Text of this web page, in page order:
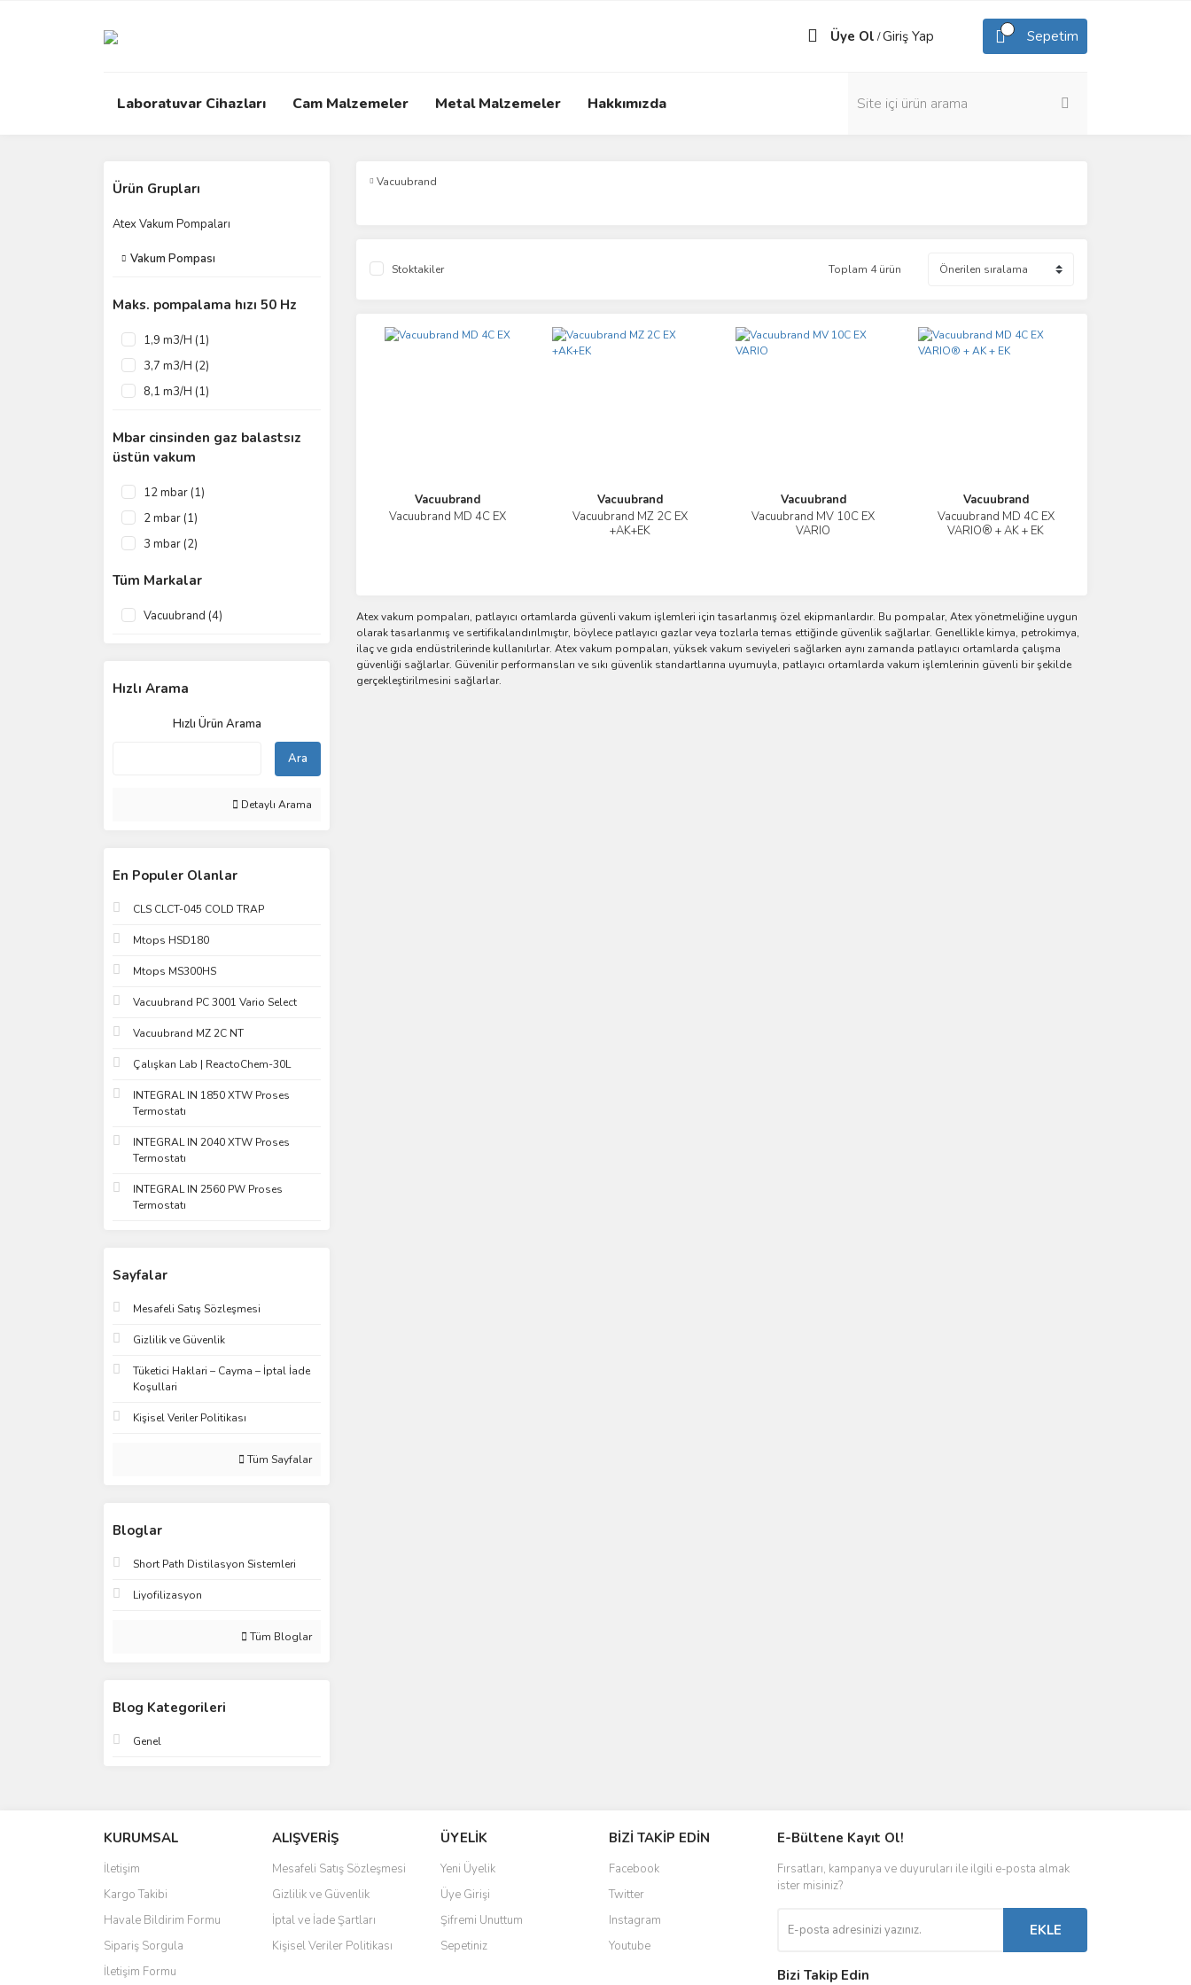
Üye Ol /Giriş Yap Sepetim
Laboratuvar Cihazları Cam Malzemeler Metal Malzemeler Hakkımızda
Ürün Grupları
Atex Vakum Pompaları
Vakum Pompası
Maks. pompalama hızı 50 Hz
1,9 m3/H (1)
3,7 m3/H (2)
8,1 m3/H (1)
Mbar cinsinden gaz balastsız
üstün vakum
12 mbar (1)
2 mbar (1)
3 mbar (2)
Tüm Markalar
Vacuubrand (4)
Hızlı Arama
Hızlı Ürün Arama
Ara
Detaylı Arama
En Populer Olanlar
CLS CLCT-045 COLD TRAP
Mtops HSD180
Mtops MS300HS
Vacuubrand PC 3001 Vario Select
Vacuubrand MZ 2C NT
Çalışkan Lab | ReactoChem-30L
INTEGRAL IN 1850 XTW Proses
Termostatı
INTEGRAL IN 2040 XTW Proses
Termostatı
INTEGRAL IN 2560 PW Proses
Termostatı
Sayfalar
Mesafeli Satış Sözleşmesi
Gizlilik ve Güvenlik
Tüketici Haklari – Cayma – İptal İade
Koşullari
Kişisel Veriler Politikası
Tüm Sayfalar
Bloglar
Short Path Distilasyon Sistemleri
Liyofilizasyon
Tüm Bloglar
Blog Kategorileri
Genel
Vacuubrand
Stoktakiler Toplam 4 ürün
Vacuubrand
Vacuubrand MD 4C EX
Vacuubrand
Vacuubrand MZ 2C EX
+AK+EK
İncele
Vacuubrand
Vacuubrand MV 10C EX
VARIO
İncele
Vacuubrand
Vacuubrand MD 4C EX
VARIO® + AK + EK
İncele
Atex vakum pompaları, patlayıcı ortamlarda güvenli vakum işlemleri için tasarlanmış özel ekipmanlardır. Bu pompalar, Atex yönetmeliğine uygun
olarak tasarlanmış ve sertifikalandırılmıştır, böylece patlayıcı gazlar veya tozlarla temas ettiğinde güvenlik sağlarlar. Genellikle kimya, petrokimya,
ilaç ve gıda endüstrilerinde kullanılırlar. Atex vakum pompaları, yüksek vakum seviyeleri sağlarken aynı zamanda patlayıcı ortamlarda çalışma
güvenliği sağlarlar. Güvenilir performansları ve sıkı güvenlik standartlarına uyumuyla, patlayıcı ortamlarda vakum işlemlerinin güvenli bir şekilde
gerçekleştirilmesini sağlarlar.
KURUMSAL
İletişim
Kargo Takibi
Havale Bildirim Formu
Sipariş Sorgula
İletişim Formu
ALIŞVERİŞ
Mesafeli Satış Sözleşmesi
Gizlilik ve Güvenlik
İptal ve İade Şartları
Kişisel Veriler Politikası
ÜYELİK
Yeni Üyelik
Üye Girişi
Şifremi Unuttum
Sepetiniz
BİZİ TAKİP EDİN
Facebook
Twitter
Instagram
Youtube
E-Bültene Kayıt Ol!
Fırsatları, kampanya ve duyuruları ile ilgili e-posta almak
ister misiniz?
EKLE
Bizi Takip Edin